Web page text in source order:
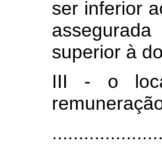
ser inferior
superior à
III - o